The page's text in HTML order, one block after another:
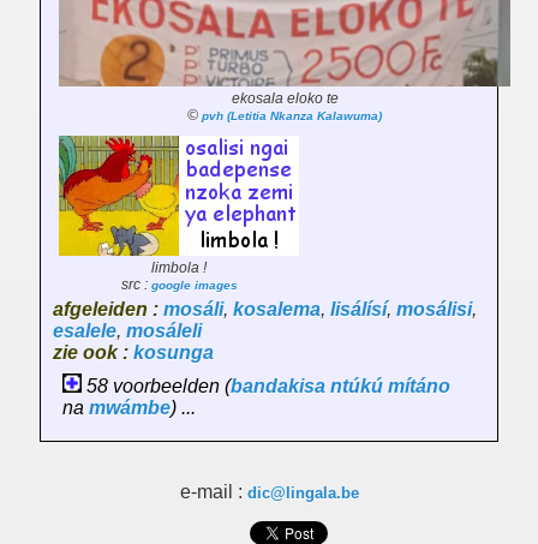
ekosala eloko te
© pvh (Letitia Nkanza Kalawuma)
limbola !
src : google images
afgeleiden : mosáli, kosalema, lisálísí, mosálisi,
esalele, mosáleli
zie ook : kosunga
58 voorbeelden (bandakisa ntúkú mítáno
na mwámbe) ...
e-mail : dic@lingala.be